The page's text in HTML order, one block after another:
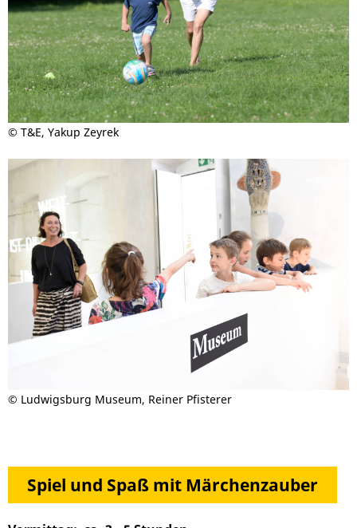
© T&E, Yakup Zeyrek
© Ludwigsburg Museum, Reiner Pfisterer
Spiel und Spaß mit Märchenzauber